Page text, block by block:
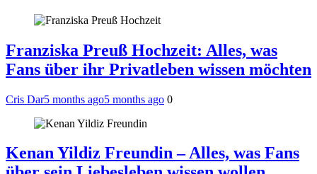
Franziska Preuß Hochzeit: Alles, was
Fans über ihr Privatleben wissen möchten
Cris Dar5 months ago5 months ago 0
Kenan Yildiz Freundin – Alles, was Fans